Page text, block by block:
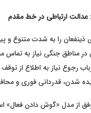
نیازهای ذینفعان را به شدت
در مناطق جنگی نیاز به
رجوع نیاز به اطلاع از
شدن، قدردانی فوری و
از مدل «گوش دادن فعال»